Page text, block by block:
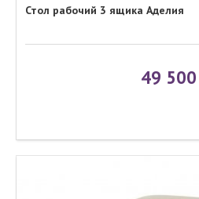
Стол рабочий 3 ящика Аделия
49 500